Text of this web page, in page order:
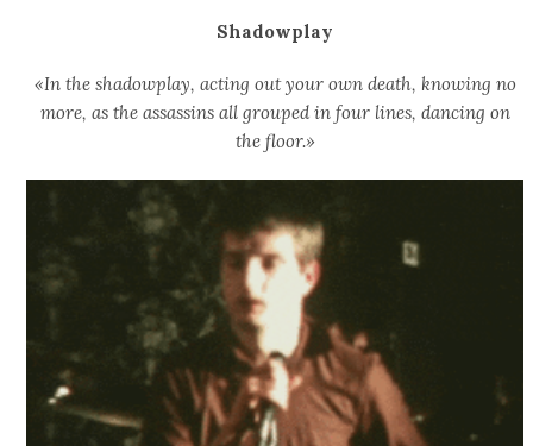
Shadowplay
«In the shadowplay, acting out your own death, knowing no
more, as the assassins all grouped in four lines, dancing on
the floor.»